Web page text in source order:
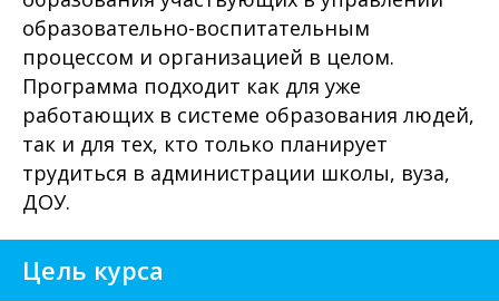
образовательно-воспитательным
процессом и организацией в целом.
Программа подходит как для уже
работающих в системе образования людей,
так и для тех, кто только планирует
трудиться в администрации школы, вуза,
ДОУ.
Цель курса